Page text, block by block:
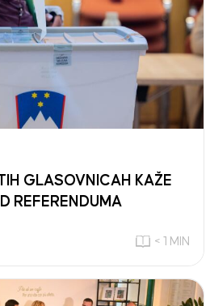
GLASOVNICAH KAŽE
REFERENDUMA
< 1 MIN